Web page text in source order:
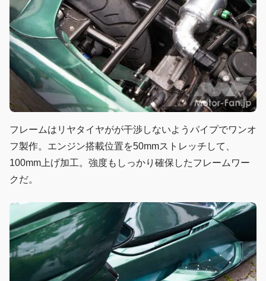
フレームはリヤタイヤがが干渉しないようパイプでワンオ
フ製作。エンジン搭載位置を50mmストレッチして、
100mm上げ加工。強度もしっかり確保したフレームワー
クだ。